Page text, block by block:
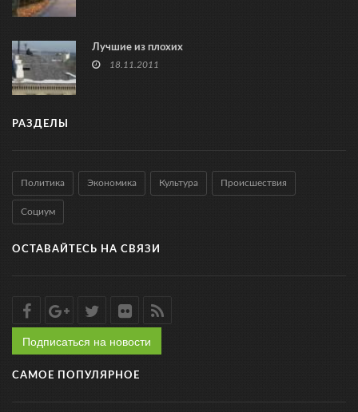
Лучшие из плохих
18.11.2011
РАЗДЕЛЫ
Политика Экономика Культура Происшествия
Социум
ОСТАВАЙТЕСЬ НА СВЯЗИ
Подписаться на новости
САМОЕ ПОПУЛЯРНОЕ